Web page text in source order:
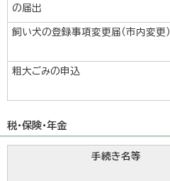
の届出
飼い犬の登録事項変更届（市内変更）
粗大ごみの申込
税・保険・年金
手続き名等